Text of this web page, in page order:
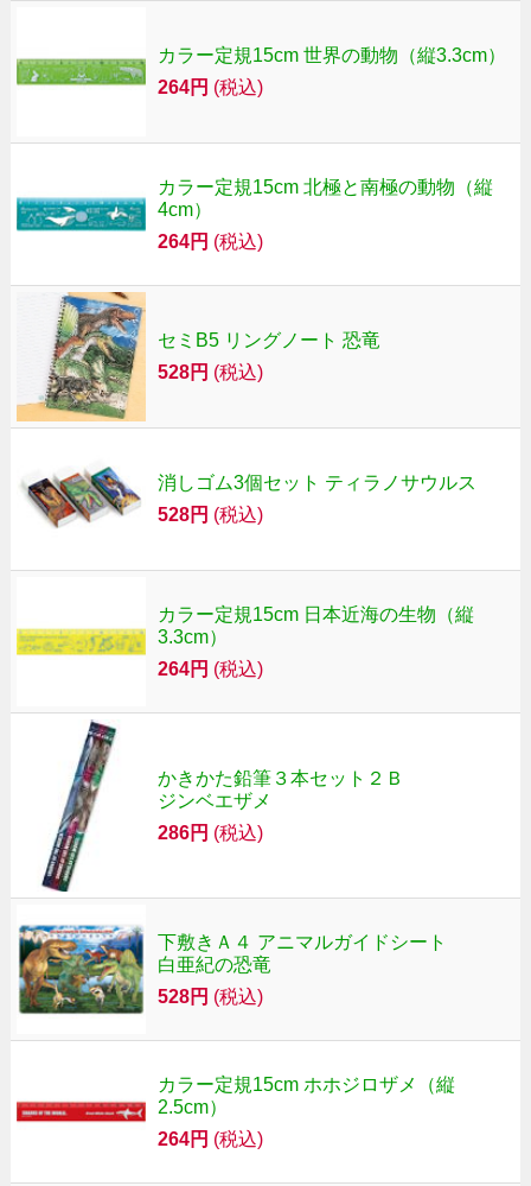
カラー定規15cm 世界の動物（縦3.3cm）
264円 (税込)
カラー定規15cm 北極と南極の動物（縦
4cm）
264円 (税込)
セミB5 リングノート 恐竜
528円 (税込)
消しゴム3個セット ティラノサウルス
528円 (税込)
カラー定規15cm 日本近海の生物（縦
3.3cm）
264円 (税込)
かきかた鉛筆３本セット２Ｂ
ジンベエザメ
286円 (税込)
下敷きＡ４ アニマルガイドシート
白亜紀の恐竜
528円 (税込)
カラー定規15cm ホホジロザメ（縦
2.5cm）
264円 (税込)